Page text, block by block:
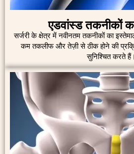
एडवांस्ड तकनीकों
सर्जरी के क्षेत्र में नवीनतम तकनीकों का
कम तकलीफ और तेज़ी से ठीक होने की
सुनिश्चित करते हैं।